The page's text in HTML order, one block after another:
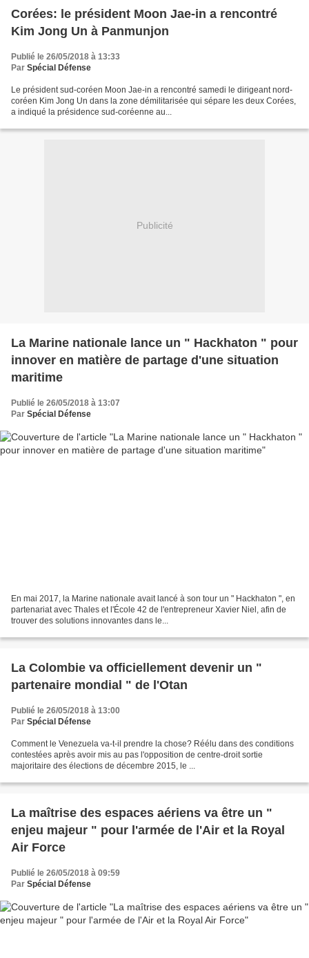
Corées: le président Moon Jae-in a rencontré
Kim Jong Un à Panmunjon
Publié le 26/05/2018 à 13:33
Par Spécial Défense
Le président sud-coréen Moon Jae-in a rencontré samedi le dirigeant nord-
coréen Kim Jong Un dans la zone démilitarisée qui sépare les deux Corées,
a indiqué la présidence sud-coréenne au...
Publicité
La Marine nationale lance un " Hackhaton " pour
innover en matière de partage d'une situation
maritime
Publié le 26/05/2018 à 13:07
Par Spécial Défense
En mai 2017, la Marine nationale avait lancé à son tour un " Hackhaton ", en
partenariat avec Thales et l'École 42 de l'entrepreneur Xavier Niel, afin de
trouver des solutions innovantes dans le...
La Colombie va officiellement devenir un "
partenaire mondial " de l'Otan
Publié le 26/05/2018 à 13:00
Par Spécial Défense
Comment le Venezuela va-t-il prendre la chose? Réélu dans des conditions
contestées après avoir mis au pas l'opposition de centre-droit sortie
majoritaire des élections de décembre 2015, le ...
La maîtrise des espaces aériens va être un "
enjeu majeur " pour l'armée de l'Air et la Royal
Air Force
Publié le 26/05/2018 à 09:59
Par Spécial Défense